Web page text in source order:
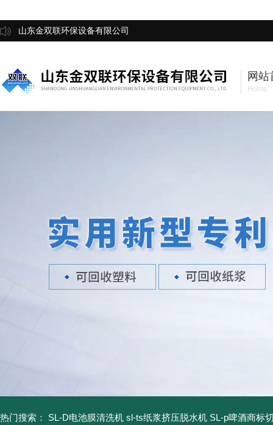
山东金双联环保设备有限公司
网站
Home
热门搜索： SL-D电池膜清洗机 sl-ts纸浆挤压脱水机 SL-p啤酒商标